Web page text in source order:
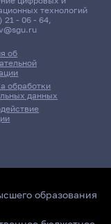
об
обработки
данных
технологий
21 - 06 - 64,
образования